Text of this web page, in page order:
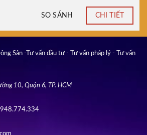
SO SÁNH CHI TIẾT
Sản -Tư vấn đầu tư - Tư vấn pháp lý - Tư vấn
10, Quận 6, TP. HCM